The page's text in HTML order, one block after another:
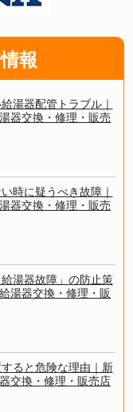
報
湯器配管トラブル｜
器交換・修理・販売
時に疑うべき故障｜
器交換・修理・販売
湯器故障」の防止策
湯器交換・修理・販
ると危険な理由｜新
交換・修理・販売店